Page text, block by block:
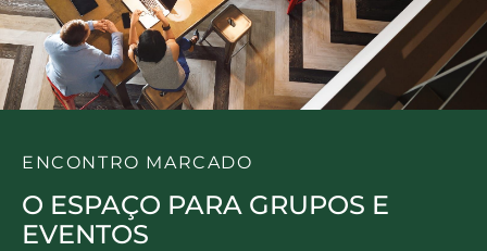
ENCONTRO MARCADO
O ESPAÇO PARA GRUPOS E
EVENTOS